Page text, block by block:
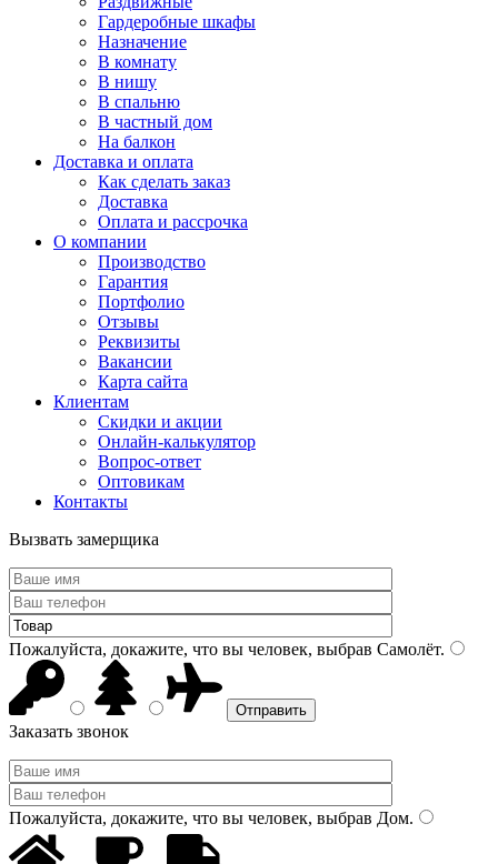
Гардеробные шкафы
Назначение
В комнату
В нишу
В спальню
В частный дом
На балкон
Доставка и оплата
Как сделать заказ
Доставка
Оплата и рассрочка
О компании
Производство
Гарантия
Портфолио
Отзывы
Реквизиты
Вакансии
Карта сайта
Клиентам
Скидки и акции
Онлайн-калькулятор
Вопрос-ответ
Оптовикам
Контакты
Вызвать замерщика
Пожалуйста, докажите, что вы человек, выбрав Самолёт.
Заказать звонок
Пожалуйста, докажите, что вы человек, выбрав Дом.